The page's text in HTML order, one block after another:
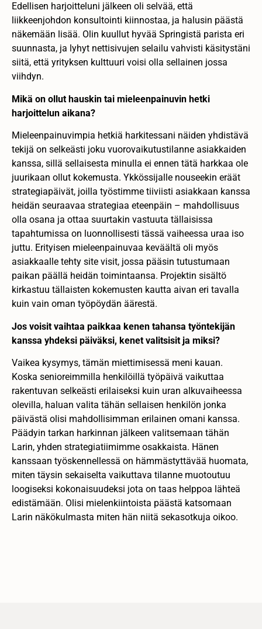
Edellisen harjoitteluni jälkeen oli selvää, että
liikkeenjohdon konsultointi kiinnostaa, ja halusin päästä
näkemään lisää. Olin kuullut hyvää Springistä parista eri
suunnasta, ja lyhyt nettisivujen selailu vahvisti käsitystäni
siitä, että yrityksen kulttuuri voisi olla sellainen jossa
viihdyn.
Mikä on ollut hauskin tai mieleenpainuvin hetki
harjoittelun aikana?
Mieleenpainuvimpia hetkiä harkitessani näiden yhdistävä
tekijä on selkeästi joku vuorovaikutustilanne asiakkaiden
kanssa, sillä sellaisesta minulla ei ennen tätä harkkaa ole
juurikaan ollut kokemusta. Ykkössijalle nouseekin eräät
strategiapäivät, joilla työstimme tiiviisti asiakkaan kanssa
heidän seuraavaa strategiaa eteenpäin – mahdollisuus
olla osana ja ottaa suurtakin vastuuta tällaisissa
tapahtumissa on luonnollisesti tässä vaiheessa uraa iso
juttu. Erityisen mieleenpainuvaa keväältä oli myös
asiakkaalle tehty site visit, jossa pääsin tutustumaan
paikan päällä heidän toimintaansa. Projektin sisältö
kirkastuu tällaisten kokemusten kautta aivan eri tavalla
kuin vain oman työpöydän äärestä.
Jos voisit vaihtaa paikkaa kenen tahansa työntekijän
kanssa yhdeksi päiväksi, kenet valitsisit ja miksi?
Vaikea kysymys, tämän miettimisessä meni kauan.
Koska senioreimmilla henkilöillä työpäivä vaikuttaa
rakentuvan selkeästi erilaiseksi kuin uran alkuvaiheessa
olevilla, haluan valita tähän sellaisen henkilön jonka
päivästä olisi mahdollisimman erilainen omani kanssa.
Päädyin tarkan harkinnan jälkeen valitsemaan tähän
Larin, yhden strategiatiimimme osakkaista. Hänen
kanssaan työskennellessä on hämmästyttävää huomata,
miten täysin sekaiselta vaikuttava tilanne muotoutuu
loogiseksi kokonaisuudeksi jota on taas helppoa lähteä
edistämään. Olisi mielenkiintoista päästä katsomaan
Larin näkökulmasta miten hän niitä sekasotkuja oikoo.